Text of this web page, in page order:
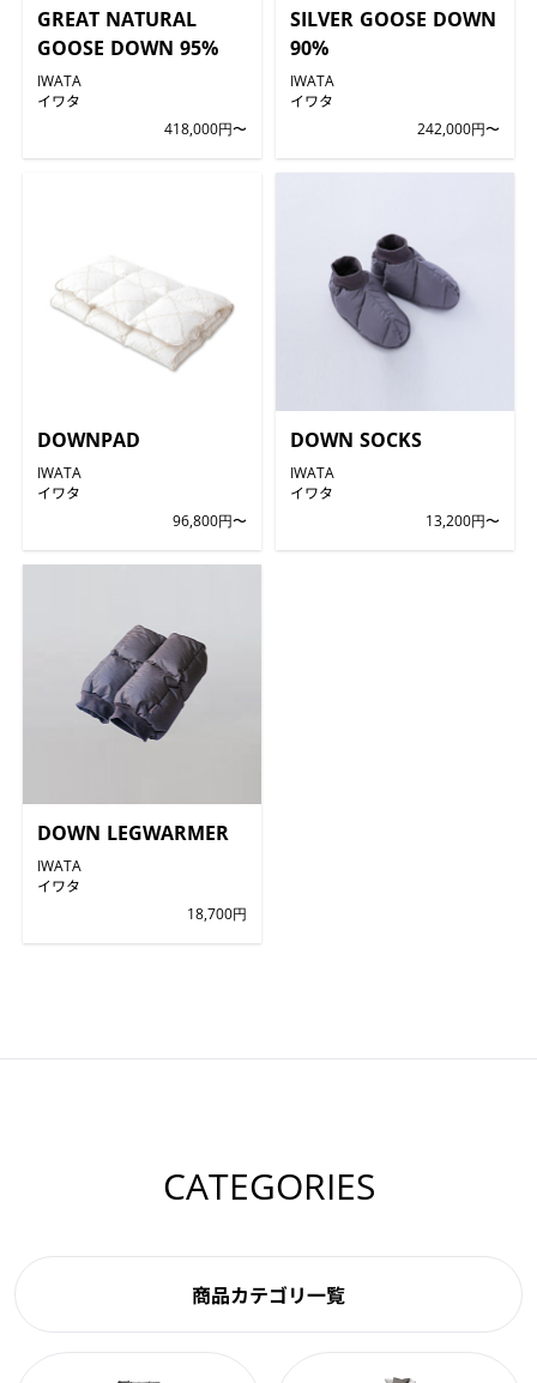
GREAT NATURAL
GOOSE DOWN 95%
IWATA
イワタ
418,000円〜
SILVER GOOSE DOWN
90%
IWATA
イワタ
242,000円〜
DOWNPAD
IWATA
イワタ
96,800円〜
DOWN SOCKS
IWATA
イワタ
13,200円〜
DOWN LEGWARMER
IWATA
イワタ
18,700円
CATEGORIES
商品カテゴリ一覧